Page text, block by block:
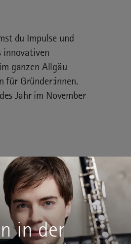
du Impulse und
innovativen
ganzen Allgäu
für Gründer:innen.
Jahr im November
in der